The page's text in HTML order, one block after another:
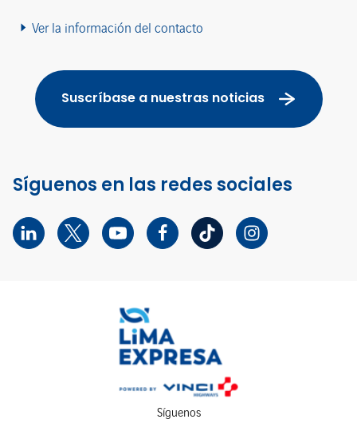
Ver la información del contacto
Suscríbase a nuestras noticias
Síguenos en las redes sociales
Síguenos